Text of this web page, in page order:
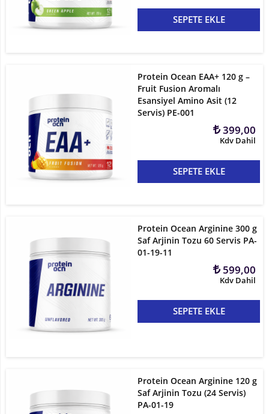
SEPETE EKLE
Protein Ocean EAA+ 120 g –
Fruit Fusion Aromalı
Esansiyel Amino Asit (12
Servis) PE-001
399,00
Kdv Dahil
SEPETE EKLE
Protein Ocean Arginine 300 g
Saf Arjinin Tozu 60 Servis PA-
01-19-11
599,00
Kdv Dahil
SEPETE EKLE
Protein Ocean Arginine 120 g
Saf Arjinin Tozu (24 Servis)
PA-01-19